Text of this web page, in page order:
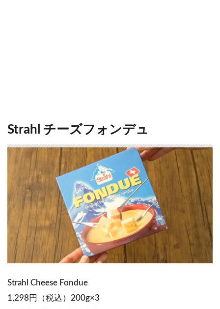
Strahl チーズフォンデュ
Strahl Cheese Fondue
1,298円（税込）200g×3